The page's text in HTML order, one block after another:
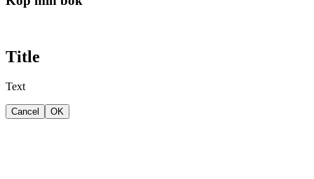
Title
Text
Cancel OK